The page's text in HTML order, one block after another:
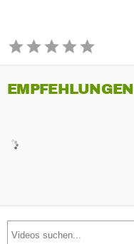
EMPFEHLUNGEN